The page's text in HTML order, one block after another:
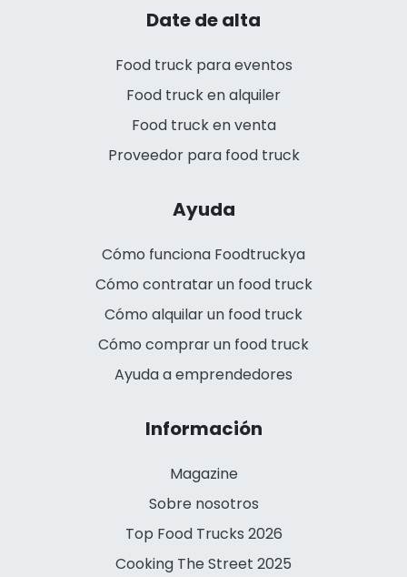
Date de alta
Food truck para eventos
Food truck en alquiler
Food truck en venta
Proveedor para food truck
Ayuda
Cómo funciona Foodtruckya
Cómo contratar un food truck
Cómo alquilar un food truck
Cómo comprar un food truck
Ayuda a emprendedores
Información
Magazine
Sobre nosotros
Top Food Trucks 2026
Cooking The Street 2025